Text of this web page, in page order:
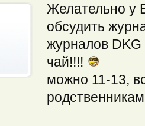
Желательно у
обсудить
журналов
чай!!!!
можно 11-13,